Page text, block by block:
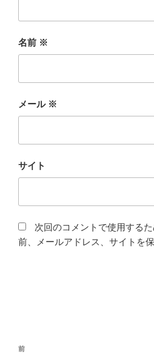
名前 ※
メール ※
サイト
次回のコメントで使用する
前、メールアドレス、サイトを保
投
前
前